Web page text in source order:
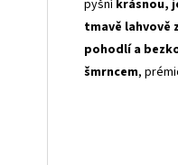
pyšníkrásnou,
tmavě lahvově
pohodlí a
šmrncem,